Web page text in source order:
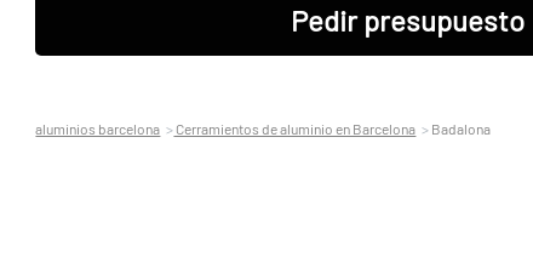
Pedir presupuesto
aluminios barcelona Cerramientos de aluminio en Barcelona Badalona